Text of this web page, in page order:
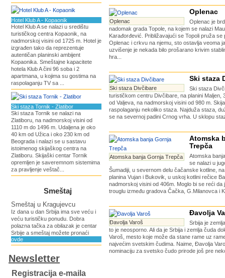
Hotel Klub A - Kopaonik
Hotel Klub A se nalazi u središtu
turističkog centra Kopaonik, na
nadmorskoj visini od 1725 m. Hotel je
izgrađen tako da reprezentuje
autentičan planinski ambijent
Kopaonika. Smeštajne kapacitete
hotela Klub A čini 96 soba i 2
apartmana, u kojima su gostima na
raspolaganju TV sa ...
Ski staza Tornik - Zlatibor
Ski staza Tornik se nalazi na
Zlatiboru, na nadmorskoj visini od
1110 m do 1496 m. Udaljena je oko
40 km od Užica i oko 230 km od
Beograda i nalazi se u sastavu
istoimenog skijaškog centra na
Zlatiboru. Skijaški centar Tornik
opremljen je saveremnom sistemima
za pravljenje veštač...
Smeštaj
Smeštaj u Kragujevcu
Iz dana u dan Srbija ima sve veću i
veću turističku ponudu. Dobra
polazna tačka za obilazak je centar
Srbije a smeštaj možete pronaći
ovde
Newsletter
Registracija e-maila
Oplenac
Oplenac
Oplenac je
nadomak grada Topole, na kojem se nalazi
Karađorđević. Približavajući se Topoli pruža se
Oplenac i crkvu na njemu, sto ostavlja veoma
uzvišenje je nekada bilo prošarano krivim
hra...
Ski staza Divčibare
Ski staza
Ski staza
turističkom centru Divčibare, na planini Maljen,
od Valjeva, na nadmorskoj visini od 980 m.
raspolaganju nekoliko staza. Najduža staza,
se na severnoj padini Crnog vrha. U sklopu
Atomska banja Gornja Trepča
Atomska
Trepča
Atomska
se nalazi u
Šumadiji, u severnom delu čačanske kotline,
planina Vujan i Bukovik, u uskoj kotlini rečice
nadmorskoj visini od 406m. Moglo bi se reći da
trouglu između gradova Čačka, G.Milanovca i
Đavolja Varoš
Đavolja
Srbija je
to je neosporno. Ali da je Srbija i zemlja čuda
Varoš, mesto koje može da stane rame uz
najvećim svetskim čudima. Naime, Đavolja
nominaciju za svetsko čudo prirode još pre